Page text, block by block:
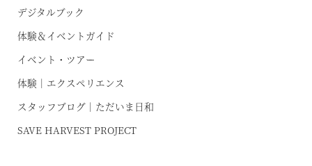
デジタルブック
体験＆イベントガイド
イベント・ツアー
体験｜エクスペリエンス
スタッフブログ｜ただいま日和
SAVE HARVEST PROJECT